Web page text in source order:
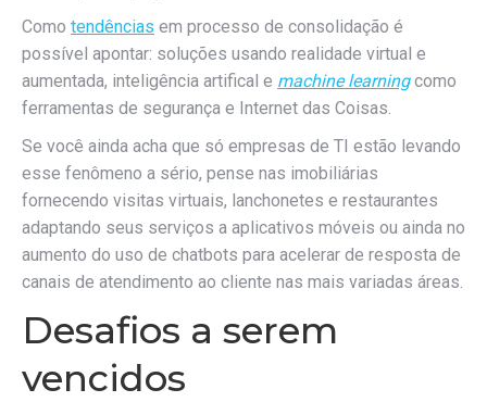
Como tendências em processo de consolidação é
possível apontar: soluções usando realidade virtual e
aumentada, inteligência artifical e machine learningcomo
ferramentas de segurança e Internet das Coisas.
Se você ainda acha que só empresas de TI estão levando
esse fenômeno a sério, pense nas imobiliárias
fornecendo visitas virtuais, lanchonetes e restaurantes
adaptando seus serviços a aplicativos móveis ou ainda no
aumento do uso de chatbots para acelerar de resposta de
canais de atendimento ao cliente nas mais variadas áreas.
Desafios a serem
vencidos